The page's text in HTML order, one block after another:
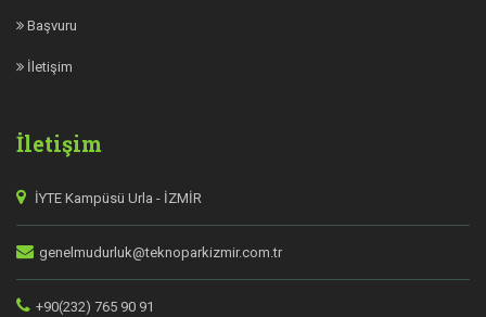
Başvuru
İletişim
İletişim
İYTE Kampüsü Urla - İZMİR
genelmudurluk@teknoparkizmir.com.tr
+90(232) 765 90 91